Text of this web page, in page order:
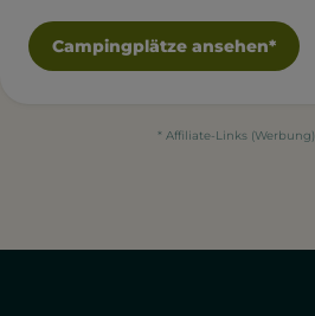
Campingplätze ansehen*
* Affiliate-Links (Werbung)